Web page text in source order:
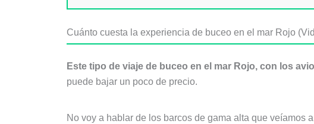
Cuánto cuesta la experiencia de buceo en el mar Rojo
Este tipo de viaje de buceo en el mar Rojo, con los
puede bajar un poco de precio.
No voy a hablar de los barcos de gama alta que veíamos